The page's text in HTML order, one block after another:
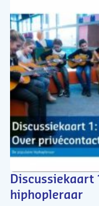
Discussiekaart
hiphopleraar